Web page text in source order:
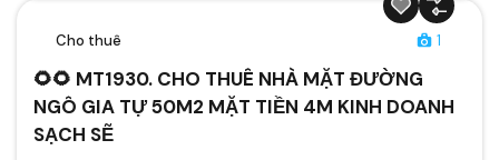
Cho thuê 1
🌻🌻 MT1930. CHO THUÊ NHÀ MẶT ĐƯỜNG
NGÔ GIA TỰ 50M2 MẶT TIỀN 4M KINH DOANH
SẠCH SẼ